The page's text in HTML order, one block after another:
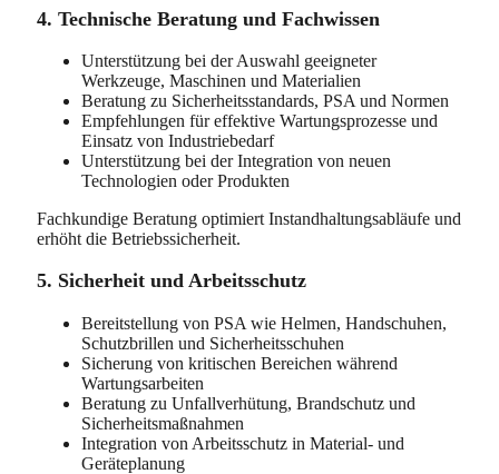
4. Technische Beratung und Fachwissen
Unterstützung bei der Auswahl geeigneter
Werkzeuge, Maschinen und Materialien
Beratung zu Sicherheitsstandards, PSA und Normen
Empfehlungen für effektive Wartungsprozesse und
Einsatz von Industriebedarf
Unterstützung bei der Integration von neuen
Technologien oder Produkten
Fachkundige Beratung optimiert Instandhaltungsabläufe und
erhöht die Betriebssicherheit.
5. Sicherheit und Arbeitsschutz
Bereitstellung von PSA wie Helmen, Handschuhen,
Schutzbrillen und Sicherheitsschuhen
Sicherung von kritischen Bereichen während
Wartungsarbeiten
Beratung zu Unfallverhütung, Brandschutz und
Sicherheitsmaßnahmen
Integration von Arbeitsschutz in Material- und
Geräteplanung